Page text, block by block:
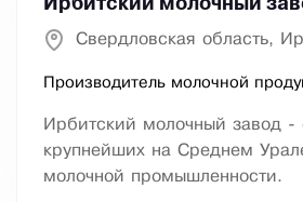
Ирбитский молочный
Свердловская область,
Производитель молочной
Ирбитский молочный завод -
крупнейших на Среднем
молочной промышленности.